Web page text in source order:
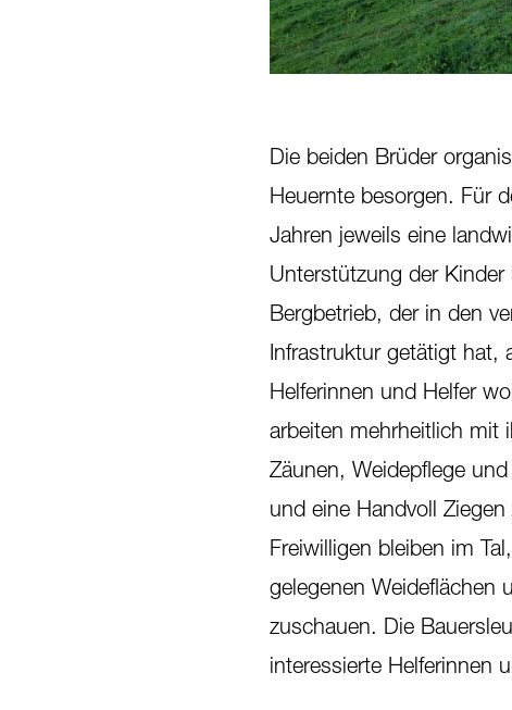
Die beiden Brüder
Heuernte besorgen. Für
Jahren jeweils eine
Unterstützung der
Bergbetrieb, der in den
Infrastruktur getätigt hat,
Helferinnen und Helfer
arbeiten mehrheitlich mit
Zäunen, Weidepflege
und eine Handvoll
Freiwilligen bleiben im
gelegenen Weideflächen
zuschauen. Die
interessierte Helferinnen